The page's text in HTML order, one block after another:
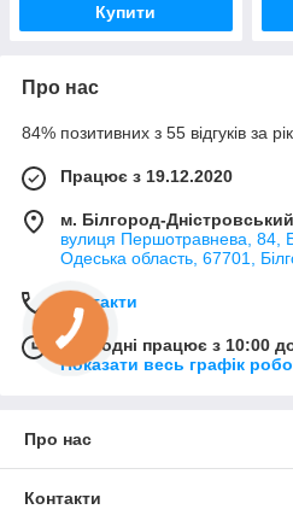
Купити
Про нас
84% позитивних з 55 відгуків за рік
Працює з 19.12.2020
м. Білгород-Дністровський
вулиця Першотравнева, 84,
Одеська область, 67701,
Контакти
Сьогодні працює з 10:00
Показати весь графік
Про нас
Контакти